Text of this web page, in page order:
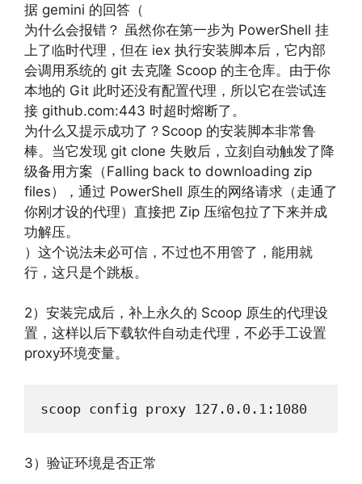
据 gemini 的回答（
为什么会报错？ 虽然你在第一步为 PowerShell 挂
上了临时代理，但在 iex 执行安装脚本后，它内部
会调用系统的 git 去克隆 Scoop 的主仓库。由于你
本地的 Git 此时还没有配置代理，所以它在尝试连
接 github.com:443 时超时熔断了。
为什么又提示成功了？Scoop 的安装脚本非常鲁
棒。当它发现 git clone 失败后，立刻自动触发了降
级备用方案（Falling back to downloading zip
files），通过 PowerShell 原生的网络请求（走通了
你刚才设的代理）直接把 Zip 压缩包拉了下来并成
功解压。
）这个说法未必可信，不过也不用管了，能用就
行，这只是个跳板。
2）安装完成后，补上永久的 Scoop 原生的代理设
置，这样以后下载软件自动走代理，不必手工设置
proxy环境变量。
scoop config proxy 127.0.0.1:1080
3）验证环境是否正常